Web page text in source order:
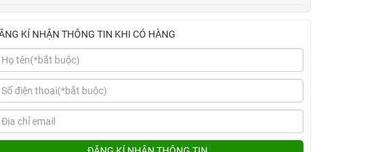
KÍ NHẬN THÔNG TIN KHI CÓ HÀNG